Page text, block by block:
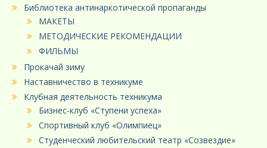
Библиотека антинаркотической пропаганды
МАКЕТЫ
МЕТОДИЧЕСКИЕ РЕКОМЕНДАЦИИ
ФИЛЬМЫ
Прокачай зиму
Наставничество в техникуме
Клубная деятельность техникума
Бизнес-клуб «Ступени успеха»
Спортивный клуб «Олимпиец»
Студенческий любительский театр «Созвездие»